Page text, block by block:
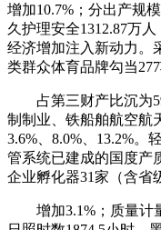
增加10.7%；分出产规
久护理安全1312.87万
经济增加注入新动力。
类群众体育品牌勾当277
占第三财产比沉为
制制业、铁船舶航空航
3.6%、8.0%、13.2%。
管系统已建成的国度产
企业孵化器31家（含省
增加3.1%；质量计量